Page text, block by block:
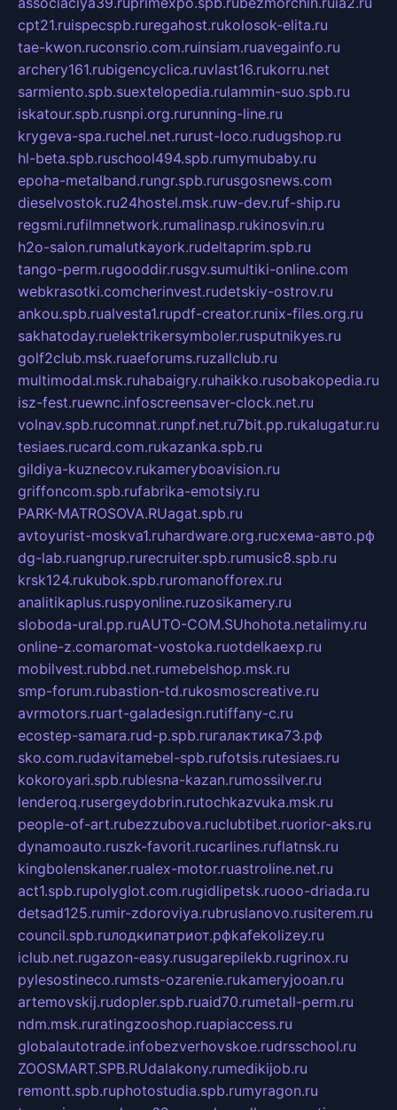
cpt21.ruispecspb.ruregahost.rukolosok-elita.ru
tae-kwon.ruconsrio.com.ruinsiam.ruavegainfo.ru
archery161.rubigencyclica.ruvlast16.rukorru.net
sarmiento.spb.suextelopedia.rulammin-suo.spb.ru
iskatour.spb.rusnpi.org.rurunning-line.ru
krygeva-spa.ruchel.net.rurust-loco.rudugshop.ru
hl-beta.spb.ruschool494.spb.rumymubaby.ru
epoha-metalband.rungr.spb.rurusgosnews.com
dieselvostok.ru24hostel.msk.ruw-dev.ruf-ship.ru
regsmi.rufilmnetwork.rumalinasp.rukinosvin.ru
h2o-salon.rumalutkayork.rudeltaprim.spb.ru
tango-perm.rugooddir.rusgv.sumultiki-online.com
webkrasotki.comcherinvest.rudetskiy-ostrov.ru
ankou.spb.rualvesta1.rupdf-creator.runix-files.org.ru
sakhatoday.ruelektrikersymboler.rusputnikyes.ru
golf2club.msk.ruaeforums.ruzallclub.ru
multimodal.msk.ruhabaigry.ruhaikko.rusobakopedia.ru
isz-fest.ruewnc.infoscreensaver-clock.net.ru
volnav.spb.rucomnat.runpf.net.ru7bit.pp.rukalugatur.ru
tesiaes.rucard.com.rukazanka.spb.ru
gildiya-kuznecov.rukameryboavision.ru
griffoncom.spb.rufabrika-emotsiy.ru
PARK-MATROSOVA.RUagat.spb.ru
avtoyurist-moskva1.ruhardware.org.ruсхема-авто.рф
dg-lab.ruangrup.rurecruiter.spb.rumusic8.spb.ru
krsk124.rukubok.spb.ruromanofforex.ru
analitikaplus.ruspyonline.ruzosikamery.ru
sloboda-ural.pp.ruAUTO-COM.SUhohota.netalimy.ru
online-z.comaromat-vostoka.ruotdelkaexp.ru
mobilvest.rubbd.net.rumebelshop.msk.ru
smp-forum.rubastion-td.rukosmoscreative.ru
avrmotors.ruart-galadesign.rutiffany-c.ru
ecostep-samara.rud-p.spb.ruгалактика73.рф
sko.com.rudavitamebel-spb.rufotsis.rutesiaes.ru
kokoroyari.spb.rublesna-kazan.rumossilver.ru
lenderoq.rusergeydobrin.rutochkazvuka.msk.ru
people-of-art.rubezzubova.ruclubtibet.ruorior-aks.ru
dynamoauto.ruszk-favorit.rucarlines.ruflatnsk.ru
kingbolenskaner.rualex-motor.ruastroline.net.ru
act1.spb.rupolyglot.com.rugidlipetsk.ruooo-driada.ru
detsad125.rumir-zdoroviya.rubruslanovo.rusiterem.ru
council.spb.ruлодкипатриот.рфkafekolizey.ru
iclub.net.rugazon-easy.rusugarepilekb.rugrinox.ru
pylesostineco.rumsts-ozarenie.rukameryjooan.ru
artemovskij.rudopler.spb.ruaid70.rumetall-perm.ru
ndm.msk.ruratingzooshop.ruapiaccess.ru
globalautotrade.infobezverhovskoe.rudrsschool.ru
ZOOSMART.SPB.RUdalakony.rumedikijob.ru
remontt.spb.ruphotostudia.spb.rumyragon.ru